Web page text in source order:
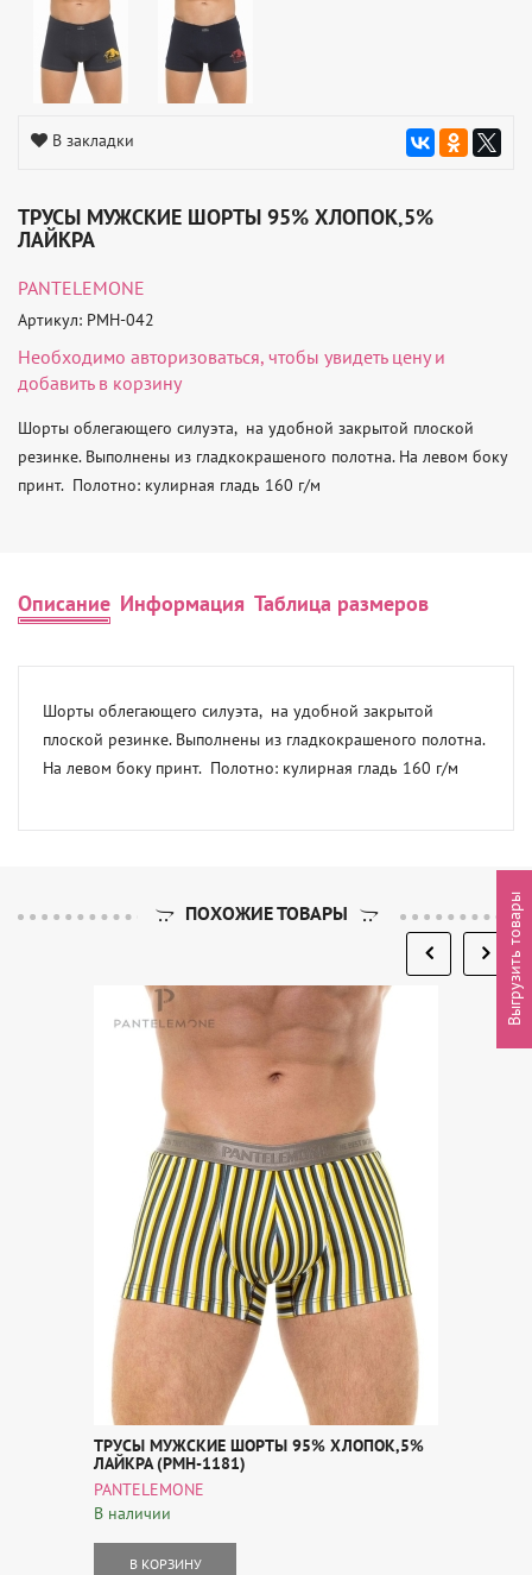
В закладки
ТРУСЫ МУЖСКИЕ ШОРТЫ 95% ХЛОПОК,5%
ЛАЙКРА
PANTELEMONE
Артикул: PMH-042
Необходимо авторизоваться, чтобы увидеть цену и
добавить в корзину
Шорты облегающего силуэта,  на удобной закрытой плоской
резинке. Выполнены из гладкокрашеного полотна. На левом боку
принт.  Полотно: кулирная гладь 160 г/м
Описание Информация Таблица размеров
Шорты облегающего силуэта,  на удобной закрытой
плоской резинке. Выполнены из гладкокрашеного полотна.
На левом боку принт.  Полотно: кулирная гладь 160 г/м
ПОХОЖИЕ ТОВАРЫ
ТРУСЫ МУЖСКИЕ ШОРТЫ 95% ХЛОПОК,5%
ЛАЙКРА (PMH-1181)
PANTELEMONE
В наличии
В КОРЗИНУ
Выгрузить товары